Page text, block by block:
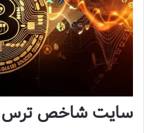
سایت شاخص ترس و